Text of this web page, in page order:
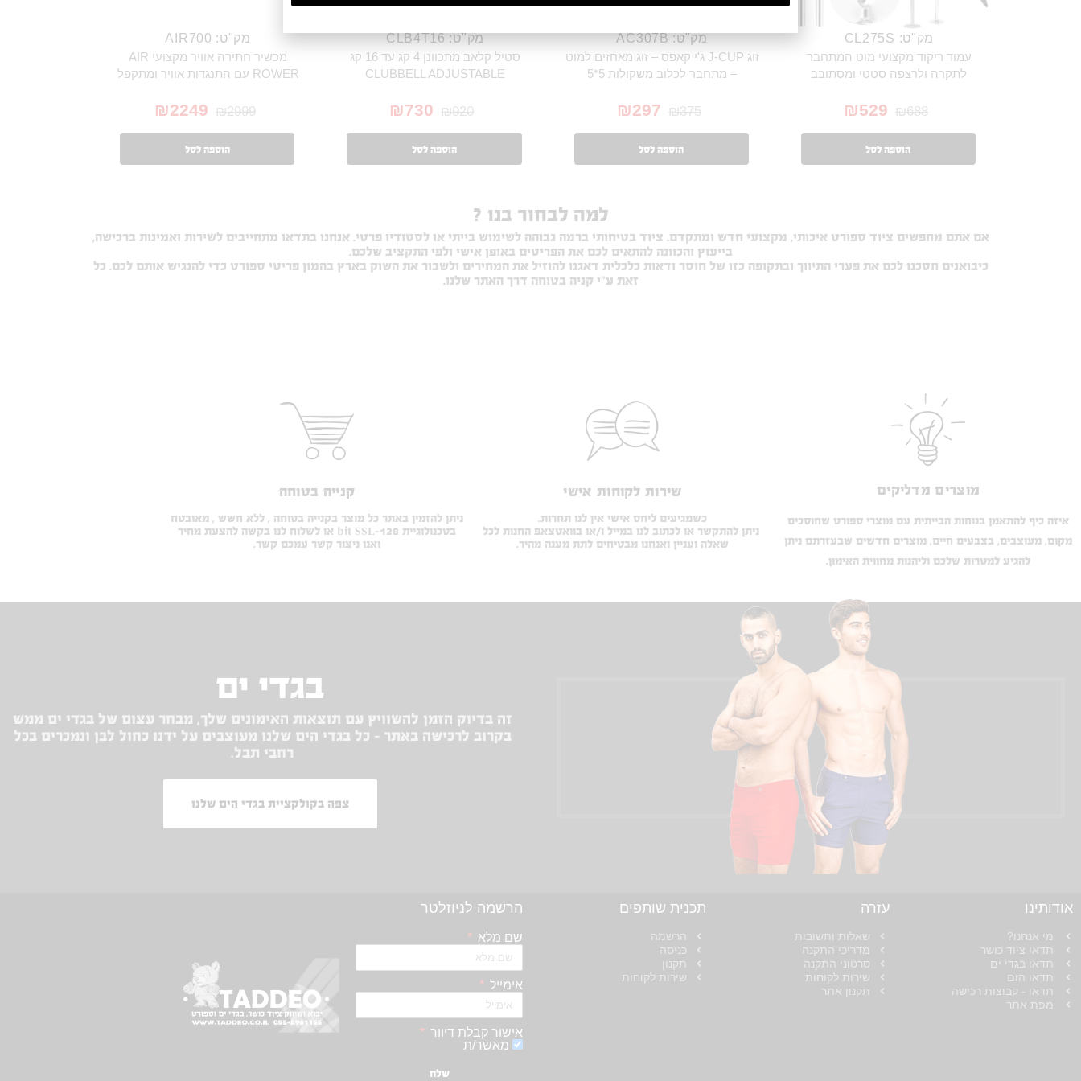
מק"ט: CL275S
עמוד ריקוד מקצועי מוט המתחבר
לתקרה ולרצפה סטטי ומסתובב
₪688
₪529
הוספה לסל
מק"ט: AC307B
זוג J-CUP ג'י קאפס – זוג מאחזים למוט
– מתחבר לכלוב משקולות 5*5
₪375
₪297
הוספה לסל
מק"ט: CLB4T16
סטיל קלאב מתכוונן 4 קג עד 16 קג
CLUBBELL ADJUSTABLE
₪920
₪730
הוספה לסל
מק"ט: AIR700
מכשיר חתירה אוויר מקצועי AIR
ROWER עם התנגדות אוויר ומתקפל
₪2999
₪2249
הוספה לסל
למה לבחור בנו ?
אם אתם מחפשים ציוד ספורט איכותי, מקצועי חדש ומתקדם. ציוד בטיחותי ברמה גבוהה לשימוש בייתי או לסטודיו פרטי. אנחנו בתדאו מתחייבים לשירות ואמינות ברכישה,
בייעוץ והכוונה להתאים לכם את הפריטים באופן אישי ולפי התקציב שלכם.
כיבואנים חסכנו לכם את פערי התיווך ובתקופה כזו של חוסר ודאות כלכלית דאגנו להוזיל את המחירים ולשבור את השוק בארץ בהמון פריטי ספורט כדי להנגיש אותם לכם. כל
זאת ע”י קניה בטוחה דרך האתר שלנו.
מוצרים מדליקים
איזה כיף להתאמן בנוחות הבייתית עם מוצרי ספורט שחוסכים
מקום, מעוצבים, בצבעים חיים, מוצרים חדשים שבעזרתם ניתן
להגיע למטרות שלכם וליהנות מחווית האימון.
שירות לקוחות אישי
כשמגיעים ליחס אישי אין לנו תחרות.
ניתן להתקשר או לכתוב לנו במייל ו/או בוואטצאפ החנות לכל
שאלה ועניין ואנחנו מבטיחים לתת מענה מהיר.
קנייה בטוחה
ניתן להזמין באתר כל מוצר בקנייה בטוחה , ללא חשש , מאובטח
בטכנולוגיית 128-bit SSL או לשלוח לנו בקשה להצעת מחיר
ואנו ניצור קשר עמכם קשר.
בגדי ים
זה בדיוק הזמן להשוויץ עם תוצאות האימונים שלך, מבחר עצום של בגדי ים ממש
בקרוב לרכישה באתר - כל בגדי הים שלנו מעוצבים על ידנו כחול לבן ונמכרים בכל
רחבי תבל.
צפה בקולקציית בגדי הים שלנו
אודותינו
מי אנחנו?
תדאו ציוד כושר
תדאו בגדי ים
תדאו הום
תדאו - קבוצות רכישה
מפת אתר
עזרה
שאלות ותשובות
מדריכי התקנה
סרטוני התקנה
שירות לקוחות
תקנון אתר
תכנית שותפים
הרשמה
כניסה
תקנון
שירות לקוחות
הרשמה לניוזלטר
שם מלא
אימייל
אישור קבלת דיוור
מאשר/ת
שלח